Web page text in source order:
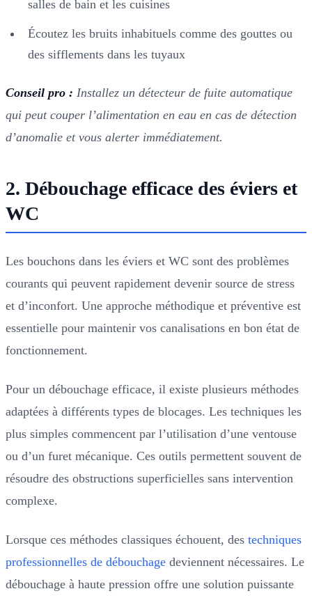
salles de bain et les cuisines
Écoutez les bruits inhabituels comme des gouttes ou
des sifflements dans les tuyaux
Conseil pro : Installez un détecteur de fuite automatique
qui peut couper l’alimentation en eau en cas de détection
d’anomalie et vous alerter immédiatement.
2. Débouchage efficace des éviers et
WC
Les bouchons dans les éviers et WC sont des problèmes
courants qui peuvent rapidement devenir source de stress
et d’inconfort. Une approche méthodique et préventive est
essentielle pour maintenir vos canalisations en bon état de
fonctionnement.
Pour un débouchage efficace, il existe plusieurs méthodes
adaptées à différents types de blocages. Les techniques les
plus simples commencent par l’utilisation d’une ventouse
ou d’un furet mécanique. Ces outils permettent souvent de
résoudre des obstructions superficielles sans intervention
complexe.
Lorsque ces méthodes classiques échouent, des techniques
professionnelles de débouchage deviennent nécessaires. Le
débouchage à haute pression offre une solution puissante